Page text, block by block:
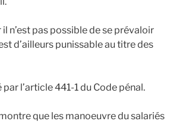
n’est pas possible de se prévaloir
d’ailleurs punissable au titre des
l’article 441-1 du Code pénal.
que les manoeuvre du salariés